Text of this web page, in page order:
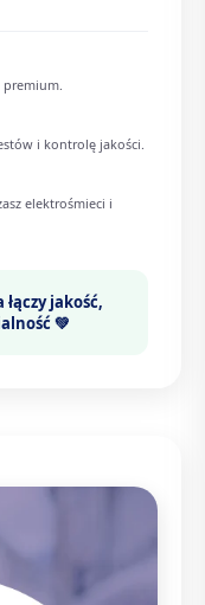
premium.
i kontrolę jakości.
elektrośmieci i
jakość,
💚